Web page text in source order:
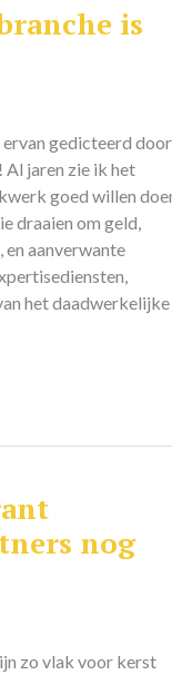
is
gedicteerd door
jaren zie ik het
goed willen
draaien om geld,
en aanverwante
het daadwerkelijke
nog
zo vlak voor kerst